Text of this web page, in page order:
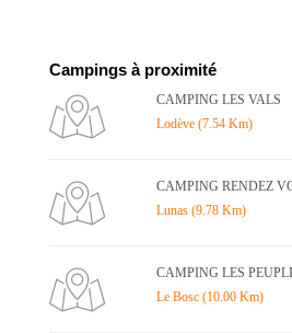
Campings à proximité
CAMPING LES VALS
Lodève (7.54 Km)
CAMPING RENDEZ
Lunas (9.78 Km)
CAMPING LES
Le Bosc (10.00 Km)